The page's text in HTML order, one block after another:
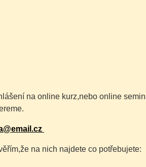
na online kurz,nebo online
na nich najdete co potřebujete: